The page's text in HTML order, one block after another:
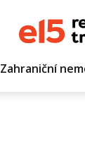
Zahraniční